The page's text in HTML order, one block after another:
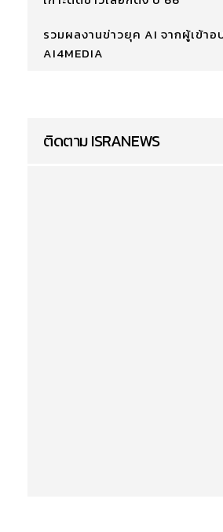
รวมผลงานข่าวยุค AI จากผู้เข้า
AI4MEDIA
ติดตาม ISRANEWS